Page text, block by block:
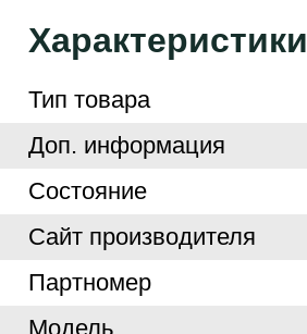
Характеристики
Тип товара
Доп. информация
Cостояние
Cайт производителя
Партномер
Модель